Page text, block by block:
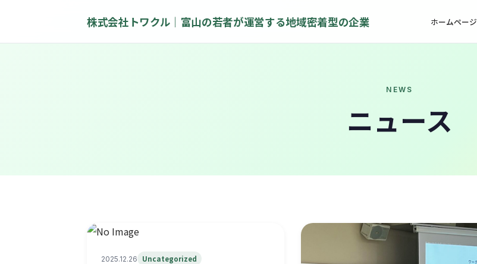
株式会社トワクル｜富山の若者が運営する地域密着型の企業 ホームページ
NEWS
ニュース
2025.12.26 Uncategorized